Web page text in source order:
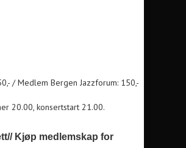
/ Medlem Bergen Jazzforum: 150,-
20.00, konsertstart 21.00.
//Kjøp medlemskap for